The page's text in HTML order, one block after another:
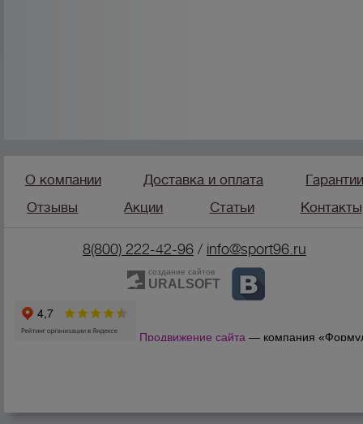
О компании Доставка и оплата
Отзывы
Акции Статьи Контакты
8(800) 222-42-96/ info@sport96.ru
создание сайтов
URALSOFT
Продвижение сайта — компания